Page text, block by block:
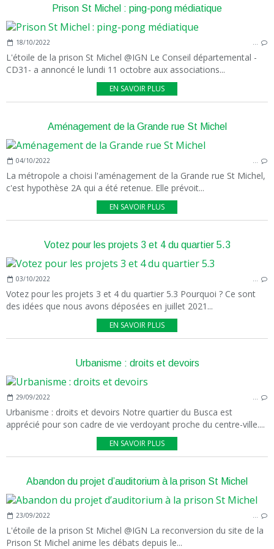
Prison St Michel : ping-pong médiatique
18/10/2022 …
L'étoile de la prison St Michel @IGN Le Conseil départemental -
CD31- a annoncé le lundi 11 octobre aux associations...
EN SAVOIR PLUS
Aménagement de la Grande rue St Michel
04/10/2022 …
La métropole a choisi l'aménagement de la Grande rue St Michel,
c'est hypothèse 2A qui a été retenue. Elle prévoit...
EN SAVOIR PLUS
Votez pour les projets 3 et 4 du quartier 5.3
03/10/2022 …
Votez pour les projets 3 et 4 du quartier 5.3 Pourquoi ? Ce sont
des idées que nous avons déposées en juillet 2021...
EN SAVOIR PLUS
Urbanisme : droits et devoirs
29/09/2022 …
Urbanisme : droits et devoirs Notre quartier du Busca est
apprécié pour son cadre de vie verdoyant proche du centre-ville....
EN SAVOIR PLUS
Abandon du projet d’auditorium à la prison St Michel
23/09/2022 …
L'étoile de la prison St Michel @IGN La reconversion du site de la
Prison St Michel anime les débats depuis le...